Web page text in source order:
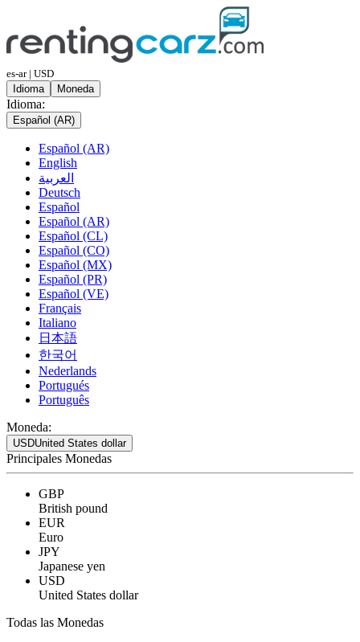
es-ar | USD
Idioma
Moneda
Idioma:
Español (AR)
Español (AR)
English
العربية
Deutsch
Español
Español (AR)
Español (CL)
Español (CO)
Español (MX)
Español (PR)
Español (VE)
Français
Italiano
日本語
한국어
Nederlands
Portugués
Português
Moneda:
USDUnited States dollar
Principales Monedas
GBP
British pound
EUR
Euro
JPY
Japanese yen
USD
United States dollar
Todas las Monedas